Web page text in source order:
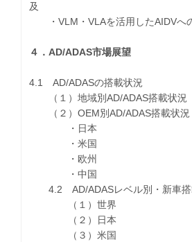
及
・VLM・VLAを活用したAIDVへ
４．AD/ADAS市場展望
4.1 AD/ADASの搭載状況
（１）地域別AD/ADAS搭載状況
（２）OEM別AD/ADAS搭載状況
・日本
・米国
・欧州
・中国
4.2 AD/ADASレベル別・新車搭
（１）世界
（２）日本
（３）米国